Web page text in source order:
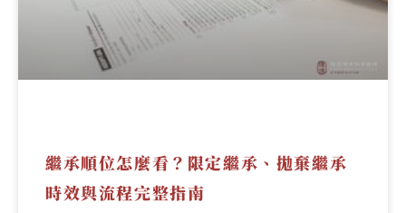
繼承順位怎麼看？限定繼承、拋棄繼承
時效與流程完整指南